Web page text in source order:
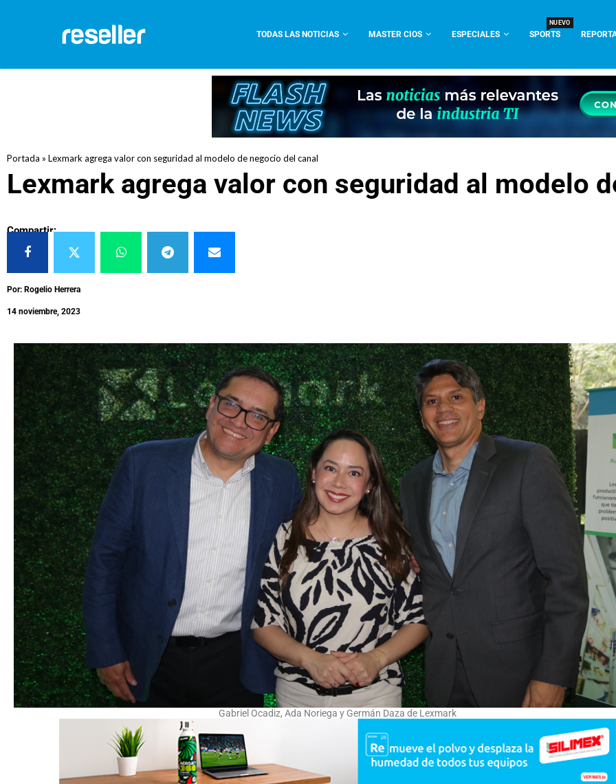
TODAS LAS NOTICIAS MASTER CIOS ESPECIALES SPORTS
NUEVO
Portada » Lexmark agrega valor con seguridad al modelo de negocio del canal
Lexmark agrega valor con seguridad al modelo
Compartir:
Por: Rogelio Herrera
14 noviembre, 2023
Gabriel Ocadiz, Ada Noriega y Germán Daza de Lexmark